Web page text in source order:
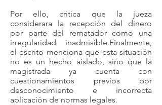
Por ello, critica que la jueza
considerara la recepción del dinero
por parte del rematador como una
irregularidad inadmisible.Finalmente,
el escrito menciona que esta situación
no es un hecho aislado, sino que la
magistrada ya cuenta con
cuestionamientos previos por
desconocimiento e incorrecta
aplicación de normas legales.